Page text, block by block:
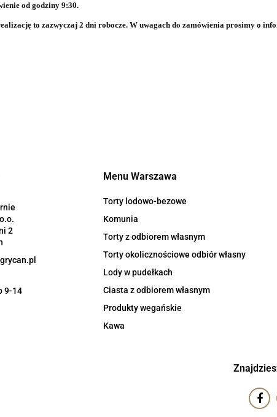
od godziny 9:30.
to zazwyczaj 2 dni robocze. W uwagach do zamówienia prosimy o
2
9-14
Menu Warszawa
Torty lodowo-bezowe
Komunia
Torty z odbiorem własnym
Torty okolicznościowe odbiór własny
Lody w pudełkach
Ciasta z odbiorem własnym
Produkty wegańskie
Kawa